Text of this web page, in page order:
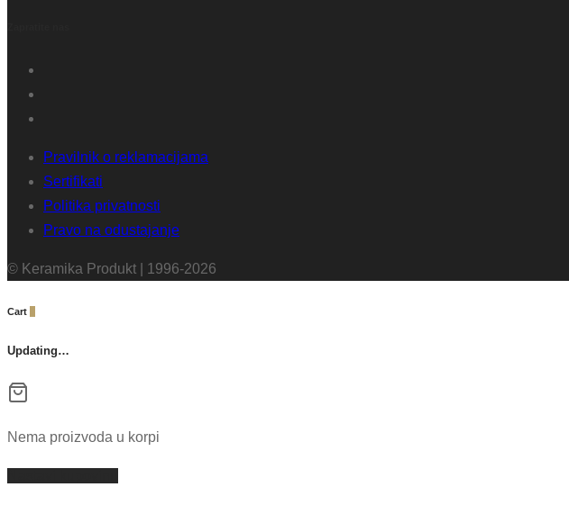
Pravilnik o reklamacijama
Sertifikati
Politika privatnosti
Pravo na odustajanje
© Keramika Produkt | 1996-2026
Cart
Updating…
Nema proizvoda u korpi